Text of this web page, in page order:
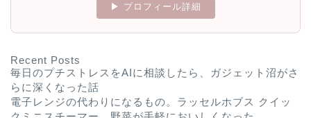
▶ プロフィール詳細
Recent Posts
毎日のプチストレスをAIに相談したら、ガジェット沼がさ
らに深くなった話
電子レンジの代わりになるもの。ラッセルホブス クイッ